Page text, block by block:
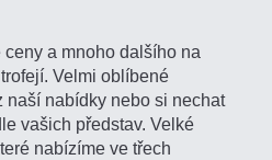
a mnoho dalšího na
Velmi oblíbené
naší nabídky nebo si nechat
vašich představ. Velké
nabízíme ve třech